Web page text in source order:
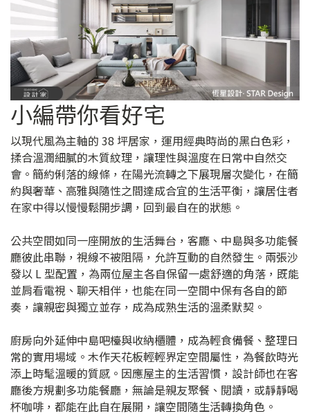
小編帶你看好宅
以現代風為主軸的 38 坪居家，運用經典時尚的黑白色彩，
揉合溫潤細膩的木質紋理，讓理性與溫度在日常中自然交
會。簡約俐落的線條，在陽光流轉之下展現層次變化，在簡
約與奢華、高雅與隨性之間達成合宜的生活平衡，讓居住者
在家中得以慢慢鬆開步調，回到最自在的狀態。
公共空間如同一座開放的生活舞台，客廳、中島與多功能餐
廳彼此串聯，視線不被阻隔，允許互動的自然發生。兩張沙
發以 L 型配置，為兩位屋主各自保留一處舒適的角落，既能
並肩看電視、聊天相伴，也能在同一空間中保有各自的節
奏，讓親密與獨立並存，成為成熟生活的溫柔默契。
廚房向外延伸中島吧檯與收納櫃體，成為輕食備餐、整理日
常的實用場域。木作天花板輕輕界定空間屬性，為餐飲時光
添上時髦溫暖的質感。因應屋主的生活習慣，設計師也在客
廳後方規劃多功能餐廳，無論是親友聚餐、閱讀，或靜靜喝
杯咖啡，都能在此自在展開，讓空間隨生活轉換角色。